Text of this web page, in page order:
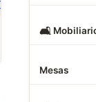
Descargar Abrigos
AutoCAD DWG Gratis –
🛋
Mesas